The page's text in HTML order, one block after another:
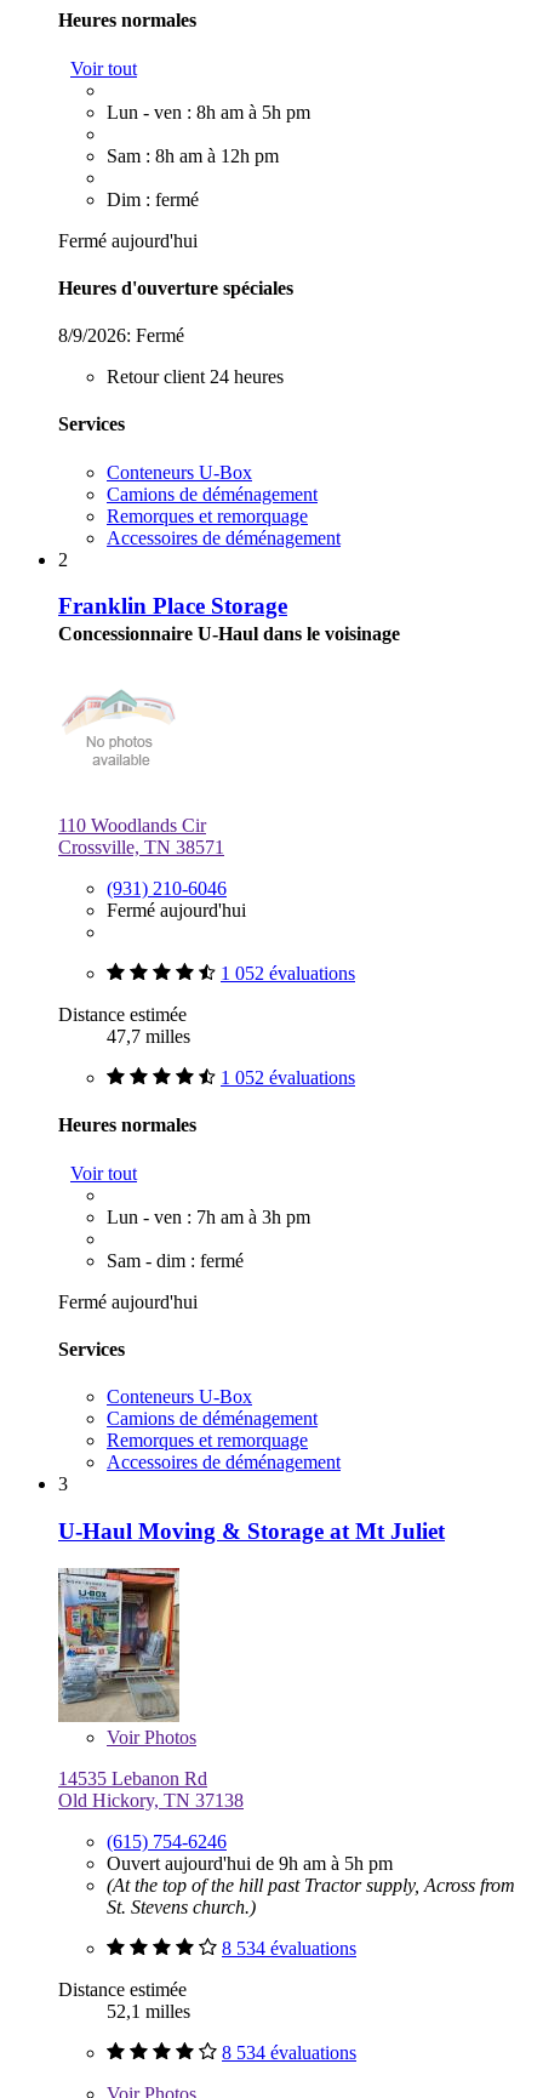
Heures normales
Voir tout
Lun - ven : 8h am à 5h pm
Sam : 8h am à 12h pm
Dim : fermé
Fermé aujourd'hui
Heures d'ouverture spéciales
8/9/2026: Fermé
Retour client 24 heures
Services
Conteneurs U-Box
Camions de déménagement
Remorques et remorquage
Accessoires de déménagement
2
Franklin Place Storage
Concessionnaire U-Haul dans le voisinage
110 Woodlands Cir
Crossville, TN 38571
(931) 210-6046
Fermé aujourd'hui
1 052 évaluations
Distance estimée
47,7 milles
1 052 évaluations
Heures normales
Voir tout
Lun - ven : 7h am à 3h pm
Sam - dim : fermé
Fermé aujourd'hui
Services
Conteneurs U-Box
Camions de déménagement
Remorques et remorquage
Accessoires de déménagement
3
U-Haul Moving & Storage at Mt Juliet
VoirPhotos
14535 Lebanon Rd
Old Hickory, TN 37138
(615) 754-6246
Ouvert aujourd'hui de 9h am à 5h pm
(At the top of the hill past Tractor supply, Across from
St. Stevens church.)
8 534 évaluations
Distance estimée
52,1 milles
8 534 évaluations
VoirPhotos